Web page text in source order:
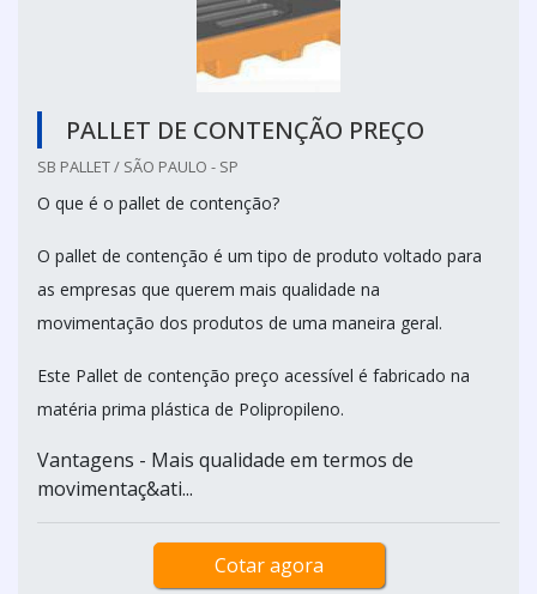
PALLET DE CONTENÇÃO PREÇO
SB PALLET / SÃO PAULO - SP
O que é o pallet de contenção?
O pallet de contenção é um tipo de produto voltado para
as empresas que querem mais qualidade na
movimentação dos produtos de uma maneira geral.
Este Pallet de contenção preço acessível é fabricado na
matéria prima plástica de Polipropileno.
Vantagens - Mais qualidade em termos de
movimentaç&ati...
Cotar agora